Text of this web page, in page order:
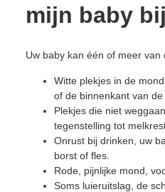
mijn baby
Uw baby kan één of meer van
Witte plekjes in de
of de binnenkant van de
Plekjes die niet
tegenstelling tot
Onrust bij drinken, uw
borst of fles.
Rode, pijnlijke mond,
Soms luieruitslag, de